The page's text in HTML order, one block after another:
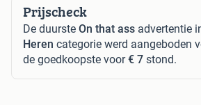
Prijscheck
De duurste On that ass advertentie
Heren categorie werd aangeboden
de goedkoopste voor€ 7 stond.